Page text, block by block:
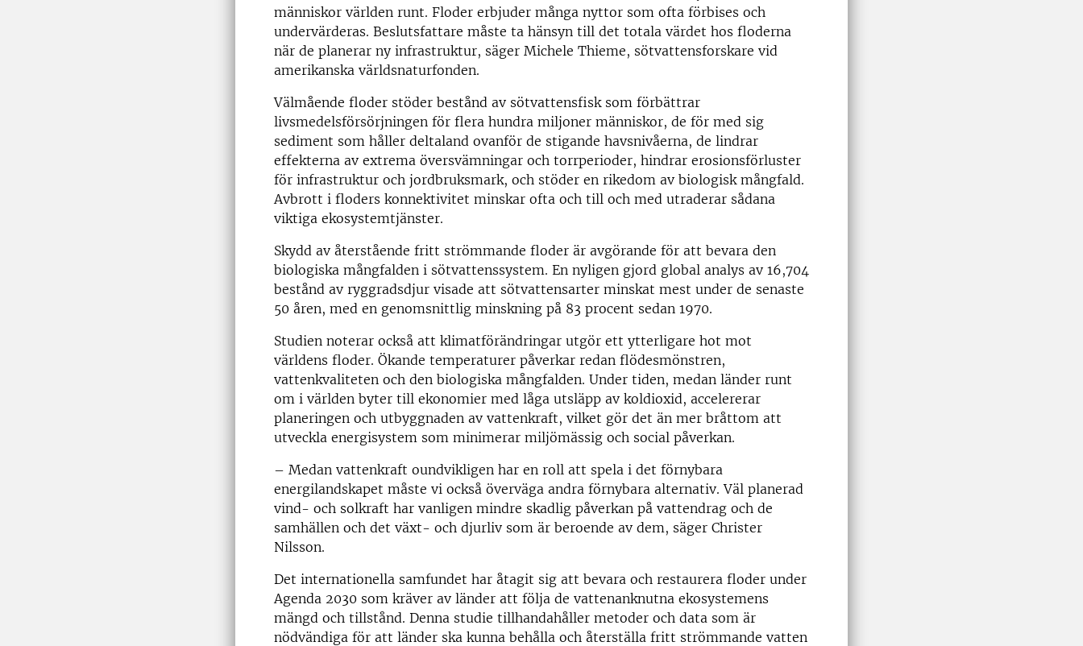
människor världen runt. Floder erbjuder många nyttor som ofta förbises och
undervärderas. Beslutsfattare måste ta hänsyn till det totala värdet hos floderna
när de planerar ny infrastruktur, säger Michele Thieme, sötvattensforskare vid
amerikanska världsnaturfonden.
Välmående floder stöder bestånd av sötvattensfisk som förbättrar
livsmedelsförsörjningen för flera hundra miljoner människor, de för med sig
sediment som håller deltaland ovanför de stigande havsnivåerna, de lindrar
effekterna av extrema översvämningar och torrperioder, hindrar erosionsförluster
för infrastruktur och jordbruksmark, och stöder en rikedom av biologisk mångfald.
Avbrott i floders konnektivitet minskar ofta och till och med utraderar sådana
viktiga ekosystemtjänster.
Skydd av återstående fritt strömmande floder är avgörande för att bevara den
biologiska mångfalden i sötvattenssystem. En nyligen gjord global analys av 16,704
bestånd av ryggradsdjur visade att sötvattensarter minskat mest under de senaste
50 åren, med en genomsnittlig minskning på 83 procent sedan 1970.
Studien noterar också att klimatförändringar utgör ett ytterligare hot mot
världens floder. Ökande temperaturer påverkar redan flödesmönstren,
vattenkvaliteten och den biologiska mångfalden. Under tiden, medan länder runt
om i världen byter till ekonomier med låga utsläpp av koldioxid, accelererar
planeringen och utbyggnaden av vattenkraft, vilket gör det än mer bråttom att
utveckla energisystem som minimerar miljömässig och social påverkan.
– Medan vattenkraft oundvikligen har en roll att spela i det förnybara
energilandskapet måste vi också överväga andra förnybara alternativ. Väl planerad
vind- och solkraft har vanligen mindre skadlig påverkan på vattendrag och de
samhällen och det växt- och djurliv som är beroende av dem, säger Christer
Nilsson.
Det internationella samfundet har åtagit sig att bevara och restaurera floder under
Agenda 2030 som kräver av länder att följa de vattenanknutna ekosystemens
mängd och tillstånd. Denna studie tillhandahåller metoder och data som är
nödvändiga för att länder ska kunna behålla och återställa fritt strömmande vatten